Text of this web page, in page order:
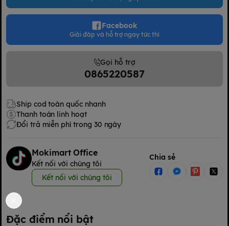
Facebook
Giải đáp và hỗ trợ ngay tức thì
Gọi hỗ trợ
0865220587
Ship cod toàn quốc nhanh
Thanh toán linh hoạt
Đổi trả miễn phí trong 30 ngày
Mokimart Office
Kết nối với chúng tôi
Kết nối với chúng tôi
Chia sẻ
Đặc điểm nổi bật